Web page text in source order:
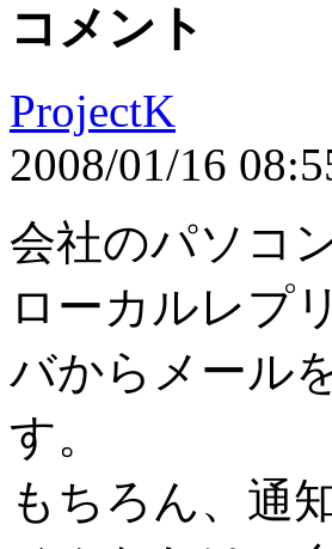
コメント
ProjectK
2008/01/16
会社のパソコ
ローカルレプ
バからメール
す。
もちろん、通